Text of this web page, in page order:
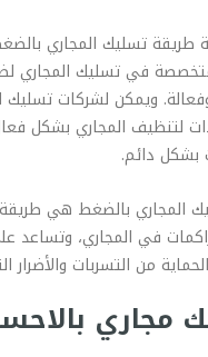
طريقة تسليك المجاري
في تسليك المجاري
ويمكن لشركات تسليك
لتنظيف المجاري بشكل
بشكل دائم.
المجاري بالضغط هي طريقة
في المجاري،
من التسربات والأضرار
مجاري